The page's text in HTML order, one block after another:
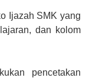
Ijazah SMK yang
dan kolom
pencetakan